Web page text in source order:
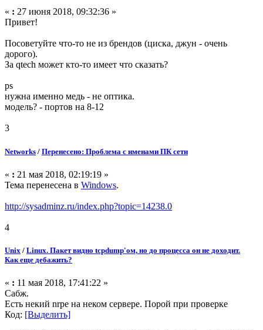
« : 27 июня 2018, 09:32:36 »
Привет!
Посоветуйте что-то не из брендов (циска, джун - очень
дорого).
За qtech может кто-то имеет что сказать?
ps
нужна именно медь - не оптика.
модель? - портов на 8-12
3
Networks / Перенесено: Проблема с именами ПК сети
« : 21 мая 2018, 02:19:19 »
Тема перенесена в Windows.
http://sysadminz.ru/index.php?topic=14238.0
4
Unix / Linux. Пакет видно tcpdump'ом, но до процесса он не доходит.
Как еще дебажить?
« : 11 мая 2018, 17:41:22 »
Сабж.
Есть некий nrpe на неком сервере. Порой при проверке
Код: [Выделить]